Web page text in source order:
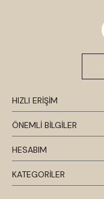
HIZLI ERİŞİM
ÖNEMLİ BİLGİLER
HESABIM
KATEGORİLER